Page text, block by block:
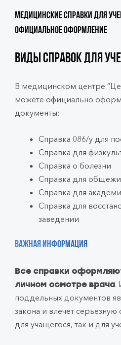
Медицинские справки для
официальное оформление
Виды справок для
В медицинском центре
можете официально
документы:
Справка 086/у для
Справка для
Справка о болезни
Справка для
Справка для
Справка для
заведении
Важная информация
Все справки
личном осмотре врача.
поддельных документов
закона и влечет серьезную
для учащегося, так и для